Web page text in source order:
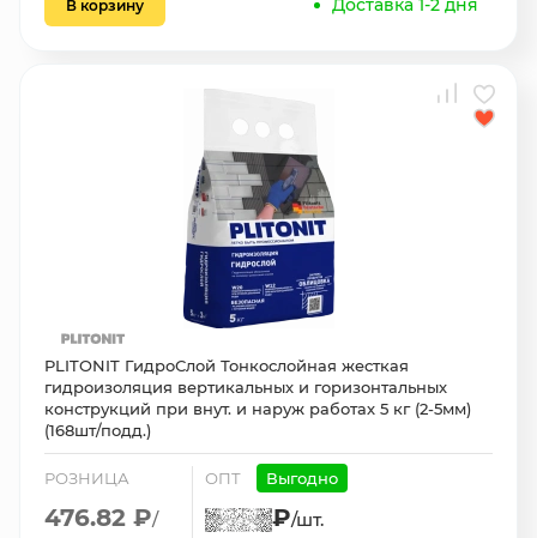
В корзину Доставка 1-2 дня
PLITONIT ГидроСлой Тонкослойная жесткая
гидроизоляция вертикальных и горизонтальных
конструкций при внут. и наруж работах 5 кг (2-5мм)
(168шт/подд.)
РОЗНИЦА
476.82 ₽/
ОПТ Выгодно
₽/шт.